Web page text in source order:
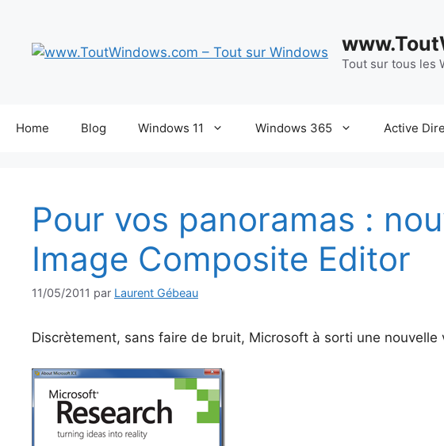
contenu
Tout sur tous les
Home Blog Windows 11 Windows 365 Active
Pour vos panoramas :
Image Composite Editor
11/05/2011 par Laurent Gébeau
Discrètement, sans faire de bruit, Microsoft à sorti une nouvelle